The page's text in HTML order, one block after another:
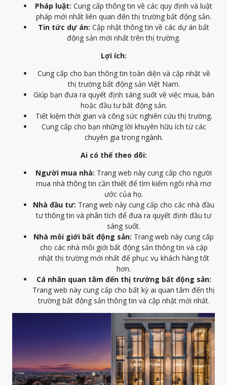
Pháp luật: Cung cấp thông tin về các quy định và luật
pháp mới nhất liên quan đến thị trường bất động sản.
Tin tức dự án: Cập nhật thông tin về các dự án bất
động sản mới nhất trên thị trường.
Lợi ích:
Cung cấp cho bạn thông tin toàn diện và cập nhật về
thị trường bất động sản Việt Nam.
Giúp bạn đưa ra quyết định sáng suốt về việc mua, bán
hoặc đầu tư bất động sản.
Tiết kiệm thời gian và công sức nghiên cứu thị trường.
Cung cấp cho bạn những lời khuyên hữu ích từ các
chuyên gia trong ngành.
Ai có thể theo dõi:
Người mua nhà: Trang web này cung cấp cho người
mua nhà thông tin cần thiết để tìm kiếm ngôi nhà mơ
ước của họ.
Nhà đầu tư: Trang web này cung cấp cho các nhà đầu
tư thông tin và phân tích để đưa ra quyết định đầu tư
sáng suốt.
Nhà môi giới bất động sản: Trang web này cung cấp
cho các nhà môi giới bất động sản thông tin và cập
nhật thị trường mới nhất để phục vụ khách hàng tốt
hơn.
Cá nhân quan tâm đến thị trường bất động sản:
Trang web này cung cấp cho bất kỳ ai quan tâm đến thị
trường bất động sản thông tin và cập nhật mới nhất.